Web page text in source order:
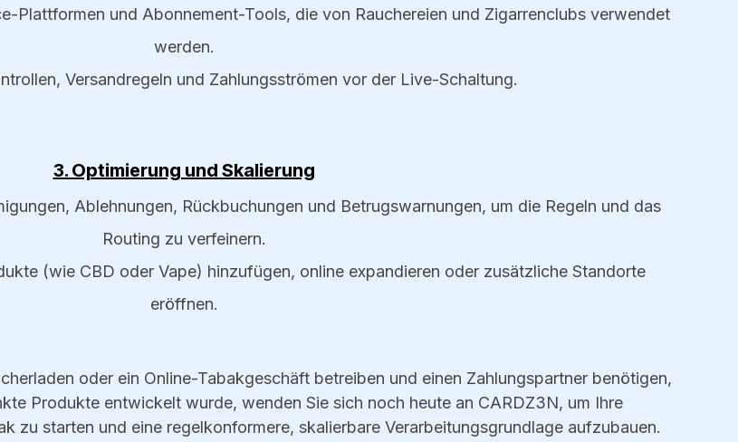
Plattformen und Abonnement-Tools, die von Rauchereien und Zigarrenclubs verwendet
werden.
Versandregeln und Zahlungsströmen vor der Live-Schaltung.
3. Optimierung und Skalierung
Ablehnungen, Rückbuchungen und Betrugswarnungen, um die Regeln und das
Routing zu verfeinern.
(wie CBD oder Vape) hinzufügen, online expandieren oder zusätzliche Standorte
eröffnen.
oder ein Online-Tabakgeschäft betreiben und einen Zahlungspartner benötigen,
Produkte entwickelt wurde, wenden Sie sich noch heute an CARDZ3N, um Ihre
zu starten und eine regelkonformere, skalierbare Verarbeitungsgrundlage aufzubauen.